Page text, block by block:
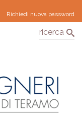
Richiedi nuova password
ricerca